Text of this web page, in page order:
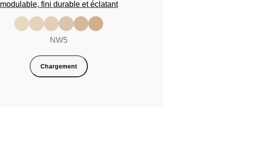
modulable, fini durable et éclatant
NW5
Chargement